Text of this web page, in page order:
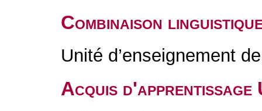
Combinaison
Unité d’enseignement
Acquis d'apprentissage